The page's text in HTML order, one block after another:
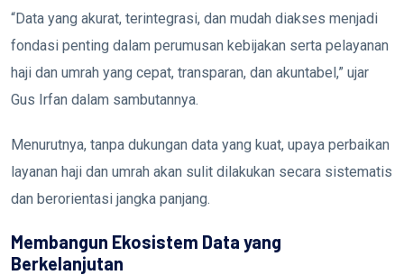
“Data yang akurat, terintegrasi, dan mudah diakses menjadi
fondasi penting dalam perumusan kebijakan serta pelayanan
haji dan umrah yang cepat, transparan, dan akuntabel,” ujar
Gus Irfan dalam sambutannya.
Menurutnya, tanpa dukungan data yang kuat, upaya perbaikan
layanan haji dan umrah akan sulit dilakukan secara sistematis
dan berorientasi jangka panjang.
Membangun Ekosistem Data yang
Berkelanjutan